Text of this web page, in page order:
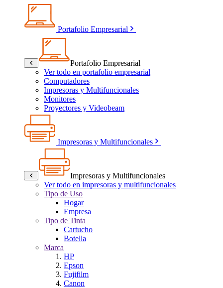
Portafolio Empresarial
Portafolio Empresarial
Ver todo en portafolio empresarial
Computadores
Impresoras y Multifuncionales
Monitores
Proyectores y Videobeam
Impresoras y Multifuncionales
Impresoras y Multifuncionales
Ver todo en impresoras y multifuncionales
Tipo de Uso
Hogar
Empresa
Tipo de Tinta
Cartucho
Botella
Marca
HP
Epson
Fujifilm
Canon